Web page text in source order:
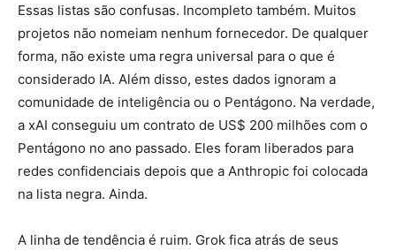
Essas listas são confusas. Incompleto também. Muitos
projetos não nomeiam nenhum fornecedor. De qualquer
forma, não existe uma regra universal para o que é
considerado IA. Além disso, estes dados ignoram a
comunidade de inteligência ou o Pentágono. Na verdade,
a xAI conseguiu um contrato de US$ 200 milhões com o
Pentágono no ano passado. Eles foram liberados para
redes confidenciais depois que a Anthropic foi colocada
na lista negra. Ainda.
A linha de tendência é ruim. Grok fica atrás de seus